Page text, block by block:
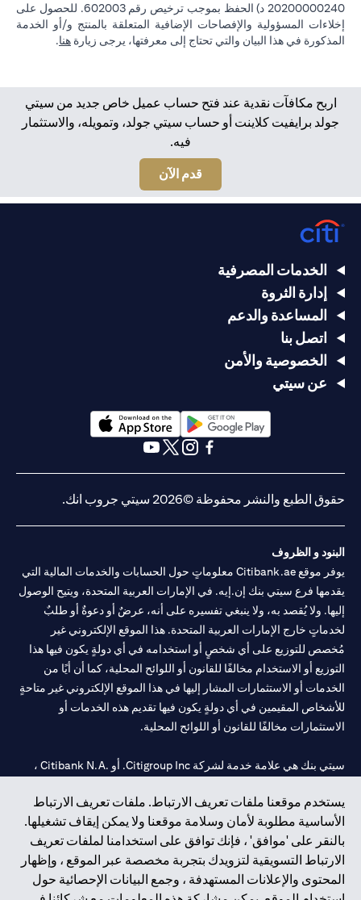
20200000240 د) الحفظ بموجب ترخيص رقم 602003. للحصول على
إخلاءات المسؤولية والإفصاحات الإضافية المتعلقة بالمنتج و/أو الخدمة
المذكورة في هذا البيان والتي تحتاج إلى معرفتها، يرجى زيارة هنا.
اربح مكافآت نقدية عند فتح حساب عميل خاص جديد من سيتي
جولد برايفيت كلاينت أو حساب سيتي جولد، وتمويله، والاستثمار
فيه.
قدم الآن
يستخدم موقعنا ملفات تعريف الارتباط. ملفات تعريف الارتباط
الأساسية مطلوبة لأمان وسلامة موقعنا ولا يمكن إيقاف تشغيلها.
بالنقر على 'موافق' ، فإنك توافق على استخدامنا لملفات تعريف
الارتباط التسويقية لتزويدك بتجربة مخصصة عبر الموقع ، وإظهار
المحتوى والإعلانات المستهدفة ، وجمع البيانات الإحصائية حول
الخدمات المصرفية
إدارة الثروة
المساعدة والدعم
اتصل بنا
الخصوصية والأمن
عن سيتي
(opens in a new tab)
حقوق الطبع والنشر محفوظة ©2026 سيتي جروب انك.
البنود و الظروف
يوفر موقع Citibank.ae معلوماتٍ حول الحسابات والخدمات المالية التي
يقدمها فرع سيتي بنك إن.إيه. في الإمارات العربية المتحدة، ويتيح الوصول
إليها. ولا يُقصد به، ولا ينبغي تفسيره على أنه، عرضٌ أو دعوةٌ أو طلبٌ
لخدماتٍ خارج الإمارات العربية المتحدة. هذا الموقع الإلكتروني غير
مُخصص للتوزيع على أي شخصٍ أو استخدامه في أي دولةٍ يكون فيها هذا
التوزيع أو الاستخدام مخالفًا للقانون أو اللوائح المحلية، كما أن أيًا من
الخدمات أو الاستثمارات المشار إليها في هذا الموقع الإلكتروني غير متاحةٍ
للأشخاص المقيمين في أي دولةٍ يكون فيها تقديم هذه الخدمات أو
الاستثمارات مخالفًا للقانون أو اللوائح المحلية.
سيتي بنك هي علامة خدمة لشركة Citigroup Inc. أو .Citibank N.A ،
سيتي بنك إن. إيه. الإمارات مسجل لدى مصرف الإمارات المركزي تحت
أرقام التراخيص 202563 لفرع الوصل في دبي، 531989 لفرع مول
الإمارات في دبي، وCN-1002019لفرع أبوظبي. هاتف: 4000 311 04.
فرع سيتي بنك إن إيه - الإمارات العربية المتحدة مرخص من مصرف